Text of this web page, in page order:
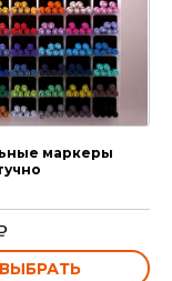
маркеры
ВЫБРАТЬ